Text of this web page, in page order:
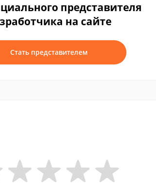
представителя
на сайте
Стать представителем